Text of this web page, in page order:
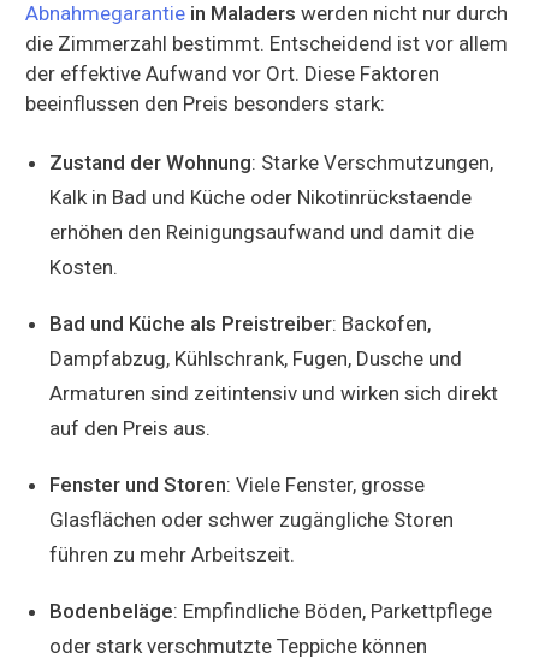
Abnahmegarantie in Maladers werden nicht nur durch
die Zimmerzahl bestimmt. Entscheidend ist vor allem
der effektive Aufwand vor Ort. Diese Faktoren
beeinflussen den Preis besonders stark:
Zustand der Wohnung: Starke Verschmutzungen,
Kalk in Bad und Küche oder Nikotinrückstaende
erhöhen den Reinigungsaufwand und damit die
Kosten.
Bad und Küche als Preistreiber: Backofen,
Dampfabzug, Kühlschrank, Fugen, Dusche und
Armaturen sind zeitintensiv und wirken sich direkt
auf den Preis aus.
Fenster und Storen: Viele Fenster, grosse
Glasflächen oder schwer zugängliche Storen
führen zu mehr Arbeitszeit.
Bodenbeläge: Empfindliche Böden, Parkettpflege
oder stark verschmutzte Teppiche können